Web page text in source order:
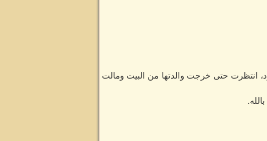
انتظرت حتى خرجت والدتها من البيت ومالت